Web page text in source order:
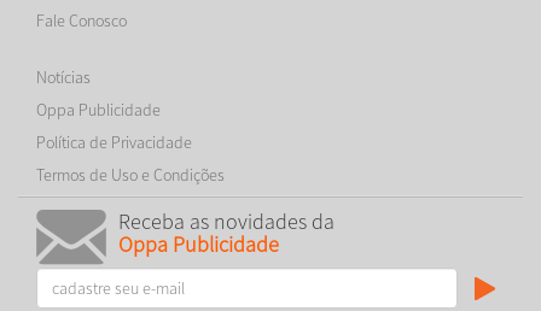
Fale Conosco
Notícias
Oppa Publicidade
Política de Privacidade
Termos de Uso e Condições
Receba as novidades da
Oppa Publicidade